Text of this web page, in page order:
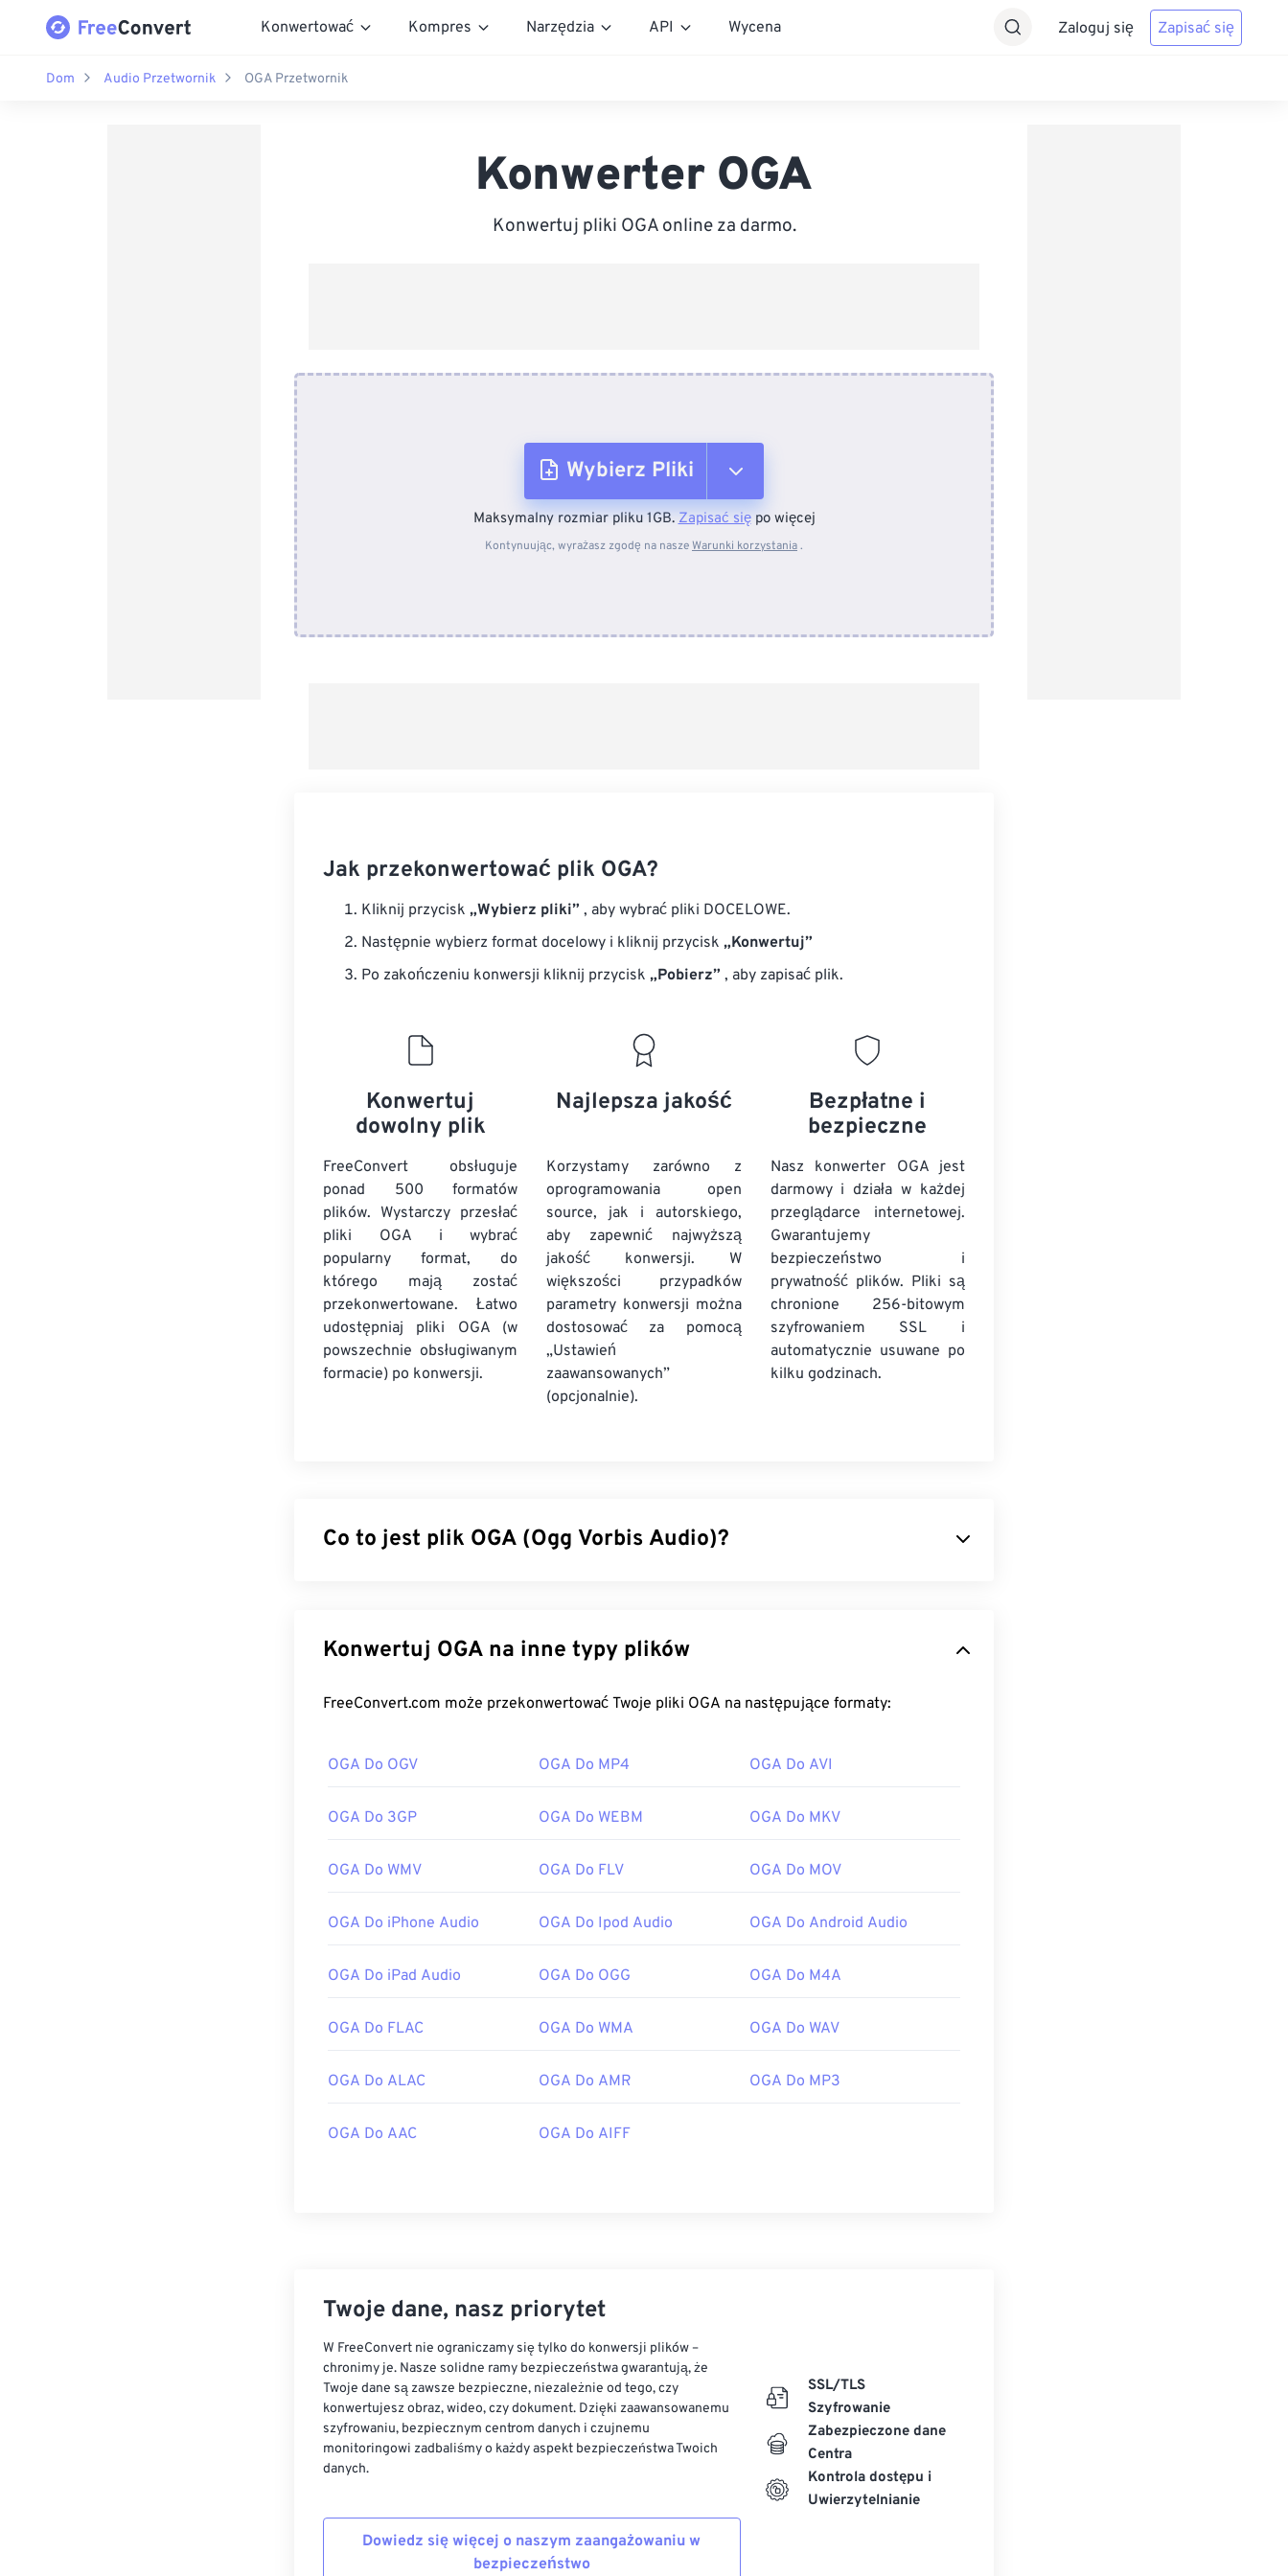
Konwertować Kompres Narzędzia API Wycena Zaloguj się Zapisać się
Dom Audio Przetwornik OGA Przetwornik
Konwerter OGA
Konwertuj pliki OGA online za darmo.
Wybierz Pliki
Z urządzenia
Maksymalny rozmiar pliku 1GB.Zapisać siępo więcej
Kontynuując, wyrażasz zgodę na naszeWarunki korzystania.
Jak przekonwertować plik OGA?
Kliknij przycisk „Wybierz pliki” , aby wybrać pliki DOCELOWE.
Następnie wybierz format docelowy i kliknij przycisk „Konwertuj”
Po zakończeniu konwersji kliknij przycisk „Pobierz” , aby zapisać plik.
Konwertuj
dowolny plik
FreeConvert obsługuje
ponad 500 formatów
plików. Wystarczy przesłać
pliki OGA i wybrać
popularny format, do
którego mają zostać
przekonwertowane. Łatwo
udostępniaj pliki OGA (w
powszechnie obsługiwanym
formacie) po konwersji.
Najlepsza jakość
Korzystamy zarówno z
oprogramowania open
source, jak i autorskiego,
aby zapewnić najwyższą
jakość konwersji. W
większości przypadków
parametry konwersji można
dostosować za pomocą
„Ustawień
zaawansowanych”
(opcjonalnie).
Bezpłatne i
bezpieczne
Nasz konwerter OGA jest
darmowy i działa w każdej
przeglądarce internetowej.
Gwarantujemy
bezpieczeństwo i
prywatność plików. Pliki są
chronione 256-bitowym
szyfrowaniem SSL i
automatycznie usuwane po
kilku godzinach.
Co to jest plik OGA (Ogg Vorbis Audio)?
„Vorbis” to nazwa mechanizmu kompresji. OGA jest
nieopatentowany .
Jak otworzyć plik OGA?
pliki OGA toWinamp
DirectShow, ale tylko z użyciem filtra DirectShow
. Jeśli jednak odtwarzacz nie jest oparty na
Pierwsze wydanie:2003
https://xiph.org/vorbis/
Konwertuj OGA na inne typy plików
FreeConvert.com może przekonwertować Twoje pliki OGA na następujące formaty:
OGA Do OGV OGA Do MP4 OGA Do AVI
OGA Do 3GP OGA Do WEBM OGA Do MKV
OGA Do WMV OGA Do FLV OGA Do MOV
OGA Do iPhone Audio OGA Do Ipod Audio OGA Do Android Audio
OGA Do iPad Audio OGA Do OGG OGA Do M4A
OGA Do FLAC OGA Do WMA OGA Do WAV
OGA Do ALAC OGA Do AMR OGA Do MP3
OGA Do AAC OGA Do AIFF
Twoje dane, nasz priorytet
W FreeConvert nie ograniczamy się tylko do konwersji plików –
chronimy je. Nasze solidne ramy bezpieczeństwa gwarantują, że
Twoje dane są zawsze bezpieczne, niezależnie od tego, czy
konwertujesz obraz, wideo, czy dokument. Dzięki zaawansowanemu
szyfrowaniu, bezpiecznym centrom danych i czujnemu
monitoringowi zadbaliśmy o każdy aspekt bezpieczeństwa Twoich
danych.
Dowiedz się więcej o naszym zaangażowaniu w
bezpieczeństwo
SSL/TLS
Szyfrowanie
Zabezpieczone dane
Centra
Kontrola dostępu i
Uwierzytelnianie